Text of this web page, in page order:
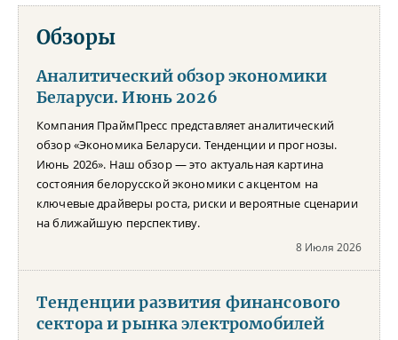
Обзоры
Аналитический обзор экономики
Беларуси. Июнь 2026
Компания ПраймПресс представляет аналитический
обзор «Экономика Беларуси. Тенденции и прогнозы.
Июнь 2026». Наш обзор — это актуальная картина
состояния белорусской экономики с акцентом на
ключевые драйверы роста, риски и вероятные сценарии
на ближайшую перспективу.
8 Июля 2026
Тенденции развития финансового
сектора и рынка электромобилей